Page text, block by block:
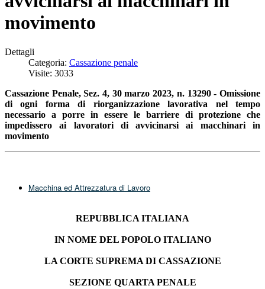
movimento
Dettagli
Categoria: Cassazione penale
Visite: 3033
Cassazione Penale, Sez. 4, 30 marzo 2023, n. 13290 - Omissione
di ogni forma di riorganizzazione lavorativa nel tempo
necessario a porre in essere le barriere di protezione che
impedissero ai lavoratori di avvicinarsi ai macchinari in
movimento
Macchina ed Attrezzatura di Lavoro
REPUBBLICA ITALIANA
IN NOME DEL POPOLO ITALIANO
LA CORTE SUPREMA DI CASSAZIONE
SEZIONE QUARTA PENALE